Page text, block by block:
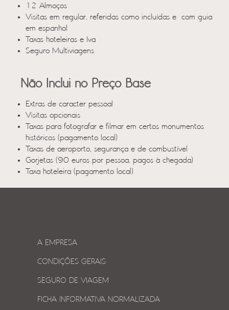
12 Almoços
Visitas em regular, referidas como incluídas e com guia
em espanhol
Taxas hoteleiras e Iva
Seguro Multiviagens
Não Inclui no Preço Base
Extras de caracter pessoal
Visitas opcionais
Taxas para fotografar e filmar em certos monumentos
históricos (pagamento local)
Taxas de aeroporto, segurança e de combustível
Gorjetas (90 euros por pessoa, pagos à chegada)
Taxa hoteleira (pagamento local)
A EMPRESA
CONDIÇÕES GERAIS
SEGURO DE VIAGEM
FICHA INFORMATIVA NORMALIZADA